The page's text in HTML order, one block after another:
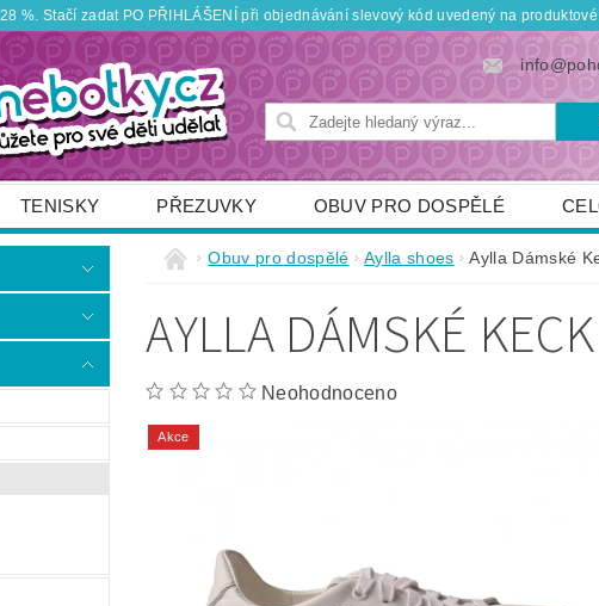
%. Stačí zadat PO PŘIHLÁŠENÍ při objednávání slevový kód uvedený na
TENISKY PŘEZUVKY OBUV PRO DOSPĚLÉ
OBUTEX OBUV PRO DĚTI DOPLŇKY
Obuv pro dospělé Aylla shoes Aylla Dámské
AYLLA DÁMSKÉ
Neohodnoceno
Akce